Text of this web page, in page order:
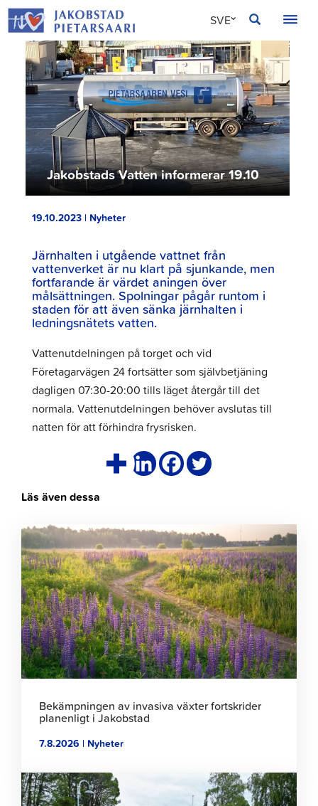
Hoppa
till
innehållet
SVE
FIN
ENG
Jakobstads Vatten informerar 19.10
19.10.2023 | Nyheter
Järnhalten i utgående vattnet från
vattenverket är nu klart på sjunkande, men
fortfarande är värdet aningen över
målsättningen. Spolningar pågår runtom i
staden för att även sänka järnhalten i
ledningsnätets vatten.
Vattenutdelningen på torget och vid
Företagarvägen 24 fortsätter som självbetjäning
dagligen 07:30-20:00 tills läget återgår till det
normala. Vattenutdelningen behöver avslutas till
natten för att förhindra frysrisken.
Läs även dessa
Klicka
för
att
läsa
artikeln
Bekämpningen av invasiva växter fortskrider
planenligt i Jakobstad
7.8.2026 | Nyheter
Klicka
för